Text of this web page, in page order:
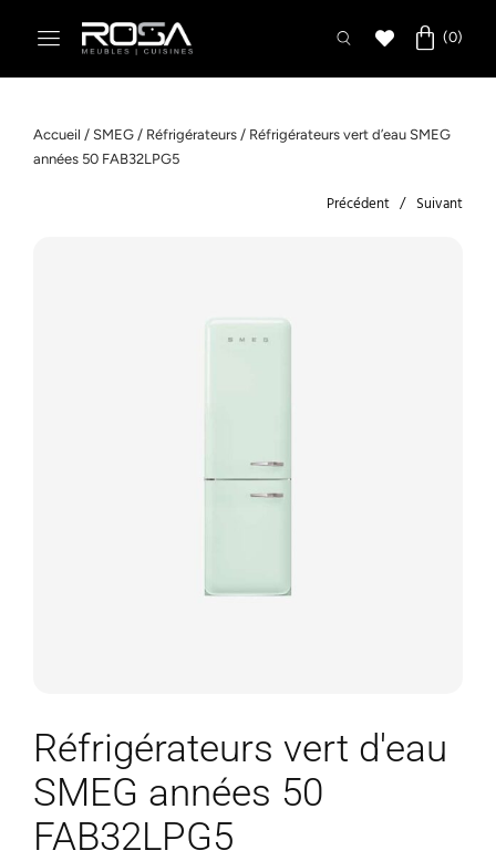
Accueil / SMEG / Réfrigérateurs / Réfrigérateurs vert d’eau SMEG
années 50 FAB32LPG5
Précédent Suivant
Réfrigérateurs vert d'eau
SMEG années 50
FAB32LPG5